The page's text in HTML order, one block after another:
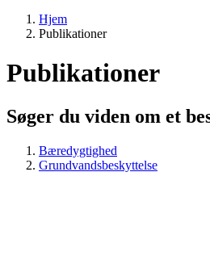
Hjem
Publikationer
Publikationer
Søger du viden om et
Bæredygtighed
Grundvandsbeskyttelse